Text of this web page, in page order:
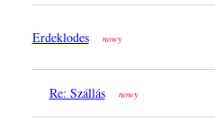
Erdeklodes nowy
Re: Szállás nowy